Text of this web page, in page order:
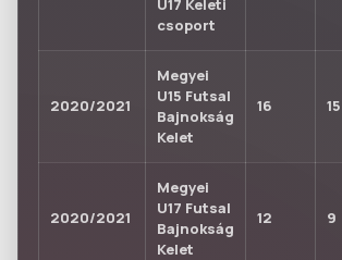
U17 Keleti
csoport
2020/2021
Megyei
U15 Futsal
Bajnokság
Kelet
16 15
2020/2021
Megyei
U17 Futsal
Bajnokság
Kelet
12 9